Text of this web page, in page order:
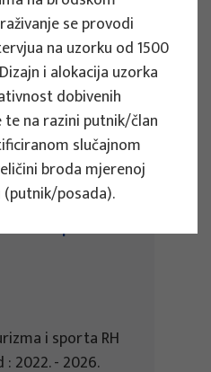
2024. - 2026.
More
of
the Republic of
i sporta RH
2022. - 2026.
se provodi
na uzorku od 1500
i alokacija uzorka
dobivenih
na razini putnik/član
slučajnom
broda mjerenoj
posada).